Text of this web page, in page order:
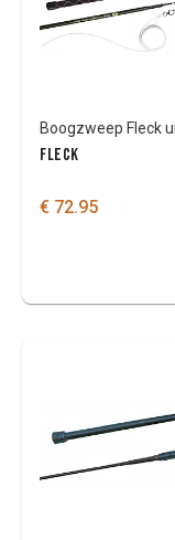
Colours
FLECK
€ 72.95